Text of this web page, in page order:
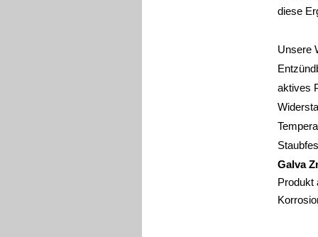
diese
Unsere
aktives
Galva
Produkt